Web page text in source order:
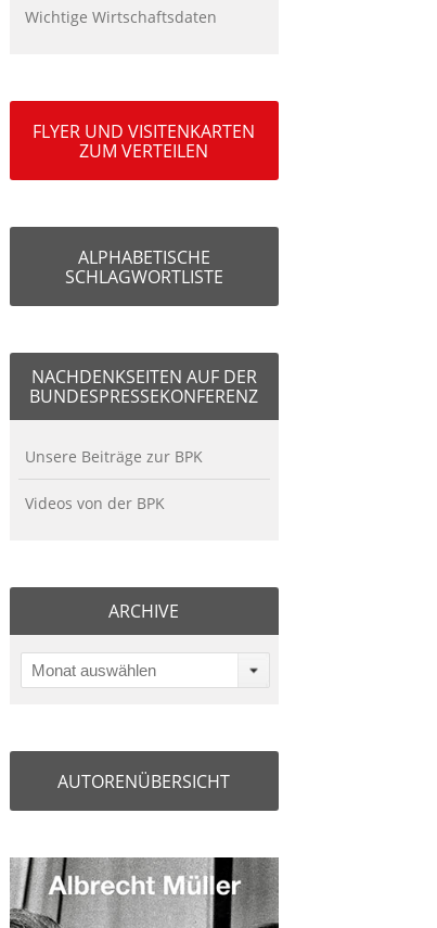
Wichtige Wirtschaftsdaten
FLYER UND VISITENKARTEN
ZUM VERTEILEN
ALPHABETISCHE
SCHLAGWORTLISTE
NACHDENKSEITEN AUF DER
BUNDESPRESSEKONFERENZ
Unsere Beiträge zur BPK
Videos von der BPK
ARCHIVE
Monat auswählen
AUTORENÜBERSICHT